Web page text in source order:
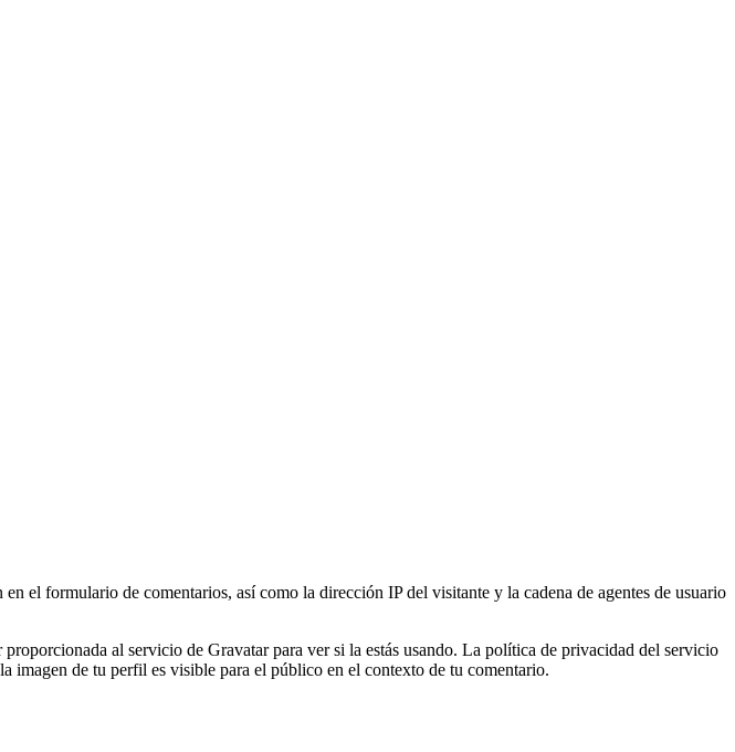
el formulario de comentarios, así como la dirección IP del visitante y la cadena de agentes de usuario
al servicio de Gravatar para ver si la estás usando. La política de privacidad del servicio
imagen de tu perfil es visible para el público en el contexto de tu comentario.